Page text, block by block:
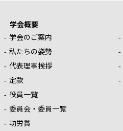
学会概要
学会のご案内
私たちの姿勢
代表理事挨拶
定款
役員一覧
委員会・委員一覧
功労賞